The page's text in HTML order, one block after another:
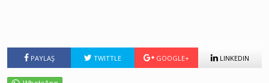
PAYLAŞ TWITTLE GOOGLE+ LINKEDIN